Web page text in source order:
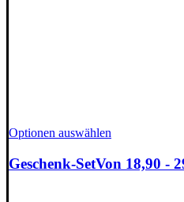
Optionen auswählen
Geschenk-SetVon 18,90 -